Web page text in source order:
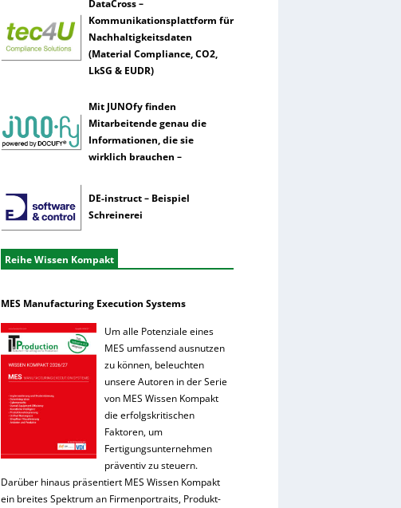
DataCross –
Kommunikationsplattform für
Nachhaltigkeitsdaten
(Material Compliance, CO2,
LkSG & EUDR)
Mit JUNOfy finden
Mitarbeitende genau die
Informationen, die sie
wirklich brauchen –
DE-instruct – Beispiel
Schreinerei
Reihe Wissen Kompakt
MES Manufacturing Execution Systems
Um alle Potenziale eines
MES umfassend ausnutzen
zu können, beleuchten
unsere Autoren in der Serie
von MES Wissen Kompakt
die erfolgskritischen
Faktoren, um
Fertigungsunternehmen
präventiv zu steuern.
Darüber hinaus präsentiert MES Wissen Kompakt
ein breites Spektrum an Firmenportraits, Produkt-